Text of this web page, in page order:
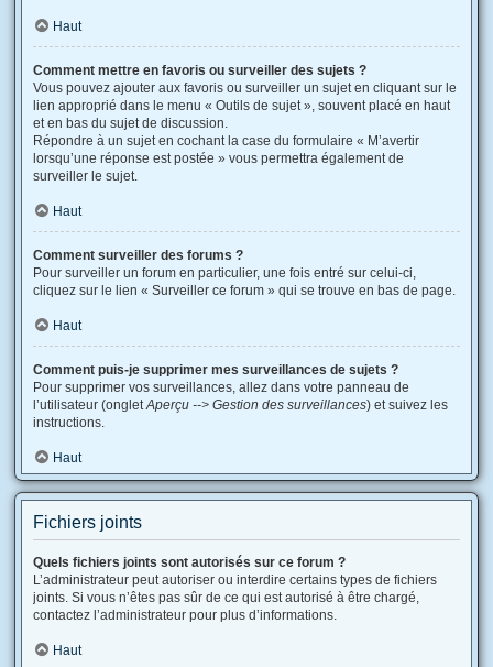
Haut
Comment mettre en favoris ou surveiller des sujets ?
Vous pouvez ajouter aux favoris ou surveiller un sujet en cliquant sur le
lien approprié dans le menu « Outils de sujet », souvent placé en haut
et en bas du sujet de discussion.
Répondre à un sujet en cochant la case du formulaire « M’avertir
lorsqu’une réponse est postée » vous permettra également de
surveiller le sujet.
Haut
Comment surveiller des forums ?
Pour surveiller un forum en particulier, une fois entré sur celui-ci,
cliquez sur le lien « Surveiller ce forum » qui se trouve en bas de page.
Haut
Comment puis-je supprimer mes surveillances de sujets ?
Pour supprimer vos surveillances, allez dans votre panneau de
l’utilisateur (ongletAperçu --> Gestion des surveillances) et suivez les
instructions.
Haut
Fichiers joints
Quels fichiers joints sont autorisés sur ce forum ?
L’administrateur peut autoriser ou interdire certains types de fichiers
joints. Si vous n’êtes pas sûr de ce qui est autorisé à être chargé,
contactez l’administrateur pour plus d’informations.
Haut